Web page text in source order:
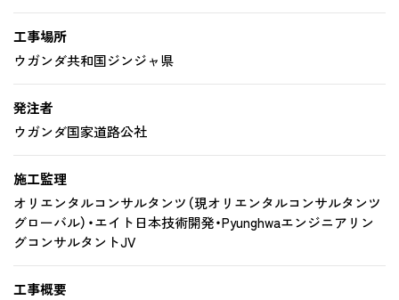
工事場所
ウガンダ共和国ジンジャ県
発注者
ウガンダ国家道路公社
施工監理
オリエンタルコンサルタンツ（現オリエンタルコンサルタンツ
グローバル）・エイト日本技術開発・Pyunghwaエンジニアリン
グコンサルタントJV
工事概要